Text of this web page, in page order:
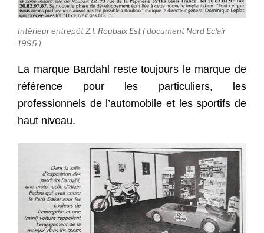
Intérieur entrepôt Z.I. Roubaix Est ( document Nord Eclair
1995 )
La marque Bardahl reste toujours le marque de
référence pour les particuliers, les
professionnels de l’automobile et les sportifs de
haut niveau.